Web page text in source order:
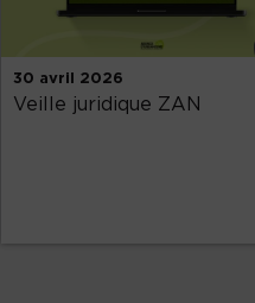
Précédent
30 avril 2026
Veille juridique ZAN